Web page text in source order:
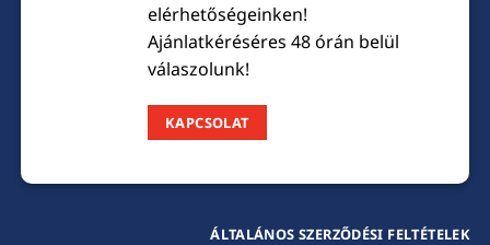
elérhetőségeinken!
Ajánlatkéréséres 48 órán belül
válaszolunk!
KAPCSOLAT
ÁLTALÁNOS SZERZŐDÉSI FELTÉTELEK